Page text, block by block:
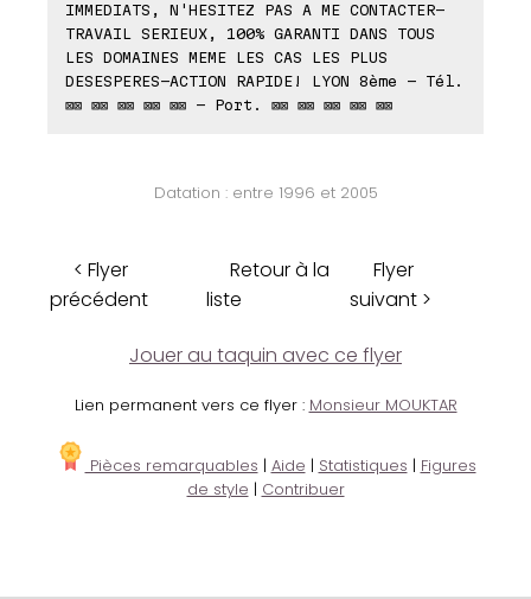
IMMEDIATS, N'HESITEZ PAS A ME CONTACTER-
TRAVAIL SERIEUX, 100% GARANTI DANS TOUS
LES DOMAINES MEME LES CAS LES PLUS
DESESPERES-ACTION RAPIDE! LYON 8ème - Tél.
⊠⊠ ⊠⊠ ⊠⊠ ⊠⊠ ⊠⊠ - Port. ⊠⊠ ⊠⊠ ⊠⊠ ⊠⊠ ⊠⊠
Datation : entre 1996 et 2005
< Flyer
précédent
Retour à la
liste
Flyer
suivant >
Jouer au taquin avec ce flyer
Lien permanent vers ce flyer : Monsieur MOUKTAR
Pièces remarquables | Aide | Statistiques | Figures
de style | Contribuer